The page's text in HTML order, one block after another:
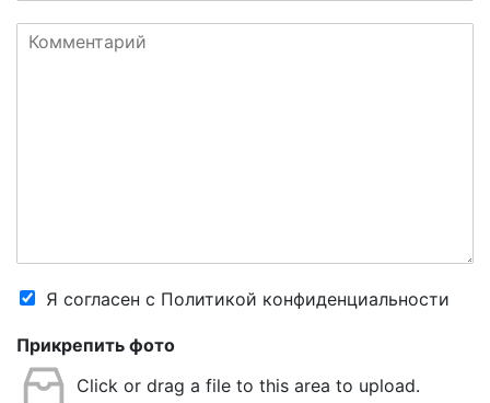
Я согласен с Политикой конфиденциальности
Прикрепить фото
Click or drag a file to this area to upload.